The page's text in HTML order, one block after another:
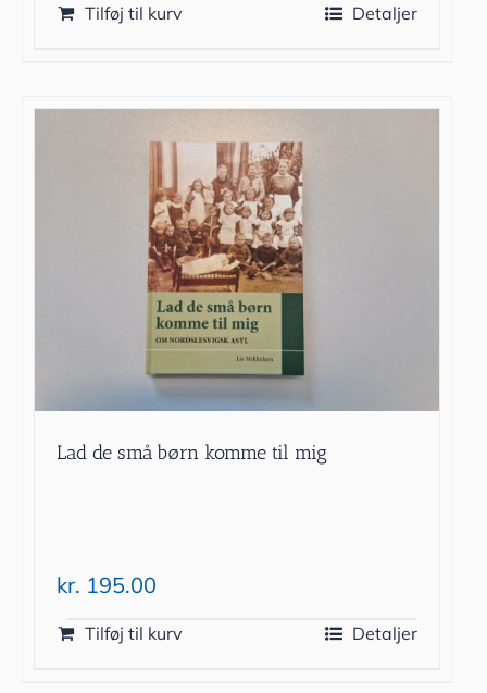
Tilføj til kurv Detaljer
Lad de små børn komme til mig
kr. 195.00
Tilføj til kurv Detaljer